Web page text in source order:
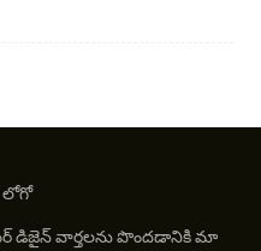
డిజైన్ వార్తలను పొందడానికి మా